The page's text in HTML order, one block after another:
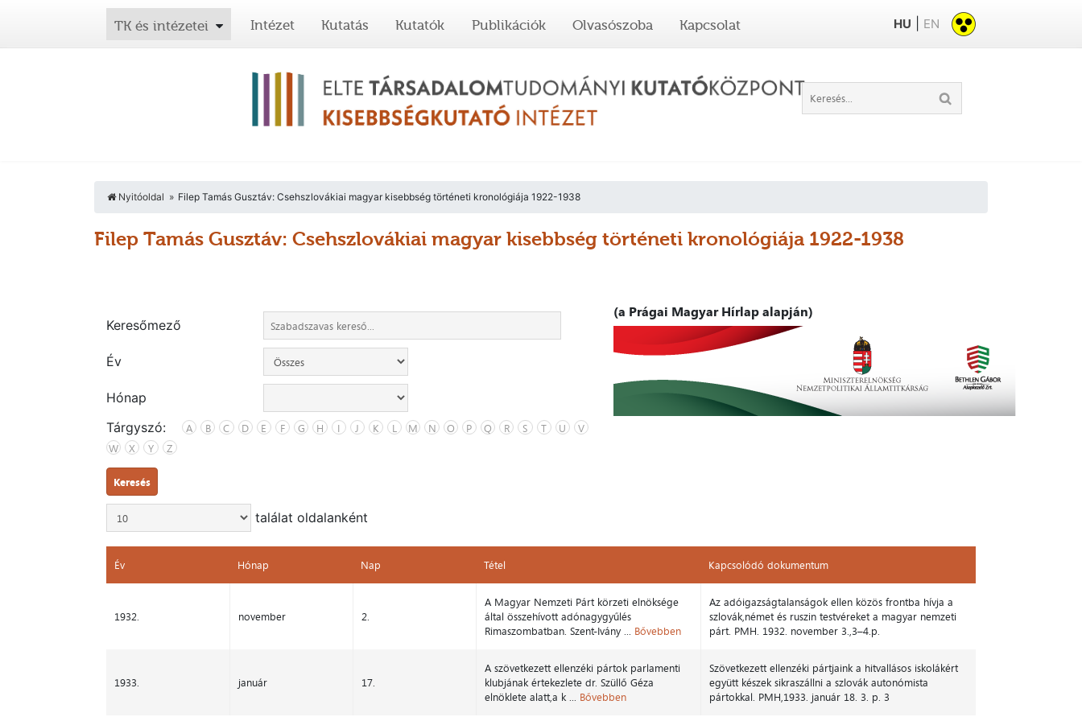
TK és intézetei Intézet Kutatás Kutatók Publikációk Olvasószoba Kapcsolat HU EN
Nyitóoldal Filep Tamás Gusztáv: Csehszlovákiai magyar kisebbség történeti kronológiája 1922-1938
Filep Tamás Gusztáv: Csehszlovákiai magyar kisebbség történeti kronológiája 1922-1938
Keresőmező
Év
Hónap
Tárgyszó:
A B C D E F G H I J K L M N O P Q R S T U
V
W
X Y Z
Keresés
(a Prágai Magyar Hírlap alapján)
találat oldalanként
Év Hónap Nap Tétel
Kapcsolódó dokumentum
1932.
november 2.
A Magyar Nemzeti Párt körzeti elnöksége
által összehívott adónagygyűlés
Rimaszombatban. Szent-Ivány ... Bővebben
Az adóigazságtalanságok ellen közös frontba hívja a
szlovák,német és ruszin testvéreket a magyar nemzeti
párt. PMH. 1932. november 3.,3–4.p.
1933. január 17.
A szövetkezett ellenzéki pártok parlamenti
klubjának értekezlete dr. Szüllő Géza
elnöklete alatt,a k ... Bővebben
Szövetkezett ellenzéki pártjaink a hitvallásos iskolákért
együtt készek sikraszállni a szlovák autonómista
pártokkal. PMH,1933. január 18. 3. p. 3